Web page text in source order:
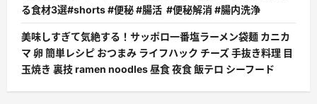
る食材3選#shorts #便秘 #腸活 #便秘解消 #腸内洗浄
美味しすぎて気絶する！サッポロ一番塩ラーメン袋麺 カニカ
マ 卵 簡単レシピ おつまみ ライフハック チーズ 手抜き料理 目
玉焼き 裏技 ramen noodles 昼食 夜食 飯テロ シーフード